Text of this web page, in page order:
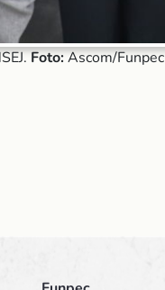
Foto:Ascom/Funpec